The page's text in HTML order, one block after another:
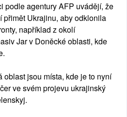
podle agentury AFP uvádějí, že
přimět Ukrajinu, aby odklonila
například z okolí
Jar v Doněcké oblasti, kde
oblast jsou místa, kde je to nyní
ve svém projevu ukrajinský